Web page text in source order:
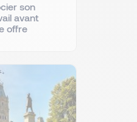
son
avant
offre